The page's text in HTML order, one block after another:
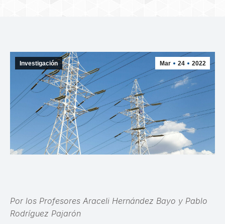
Mar 24 2022
Investigación
Por los Profesores Araceli Hernández Bayo y Pablo
Rodríguez Pajarón